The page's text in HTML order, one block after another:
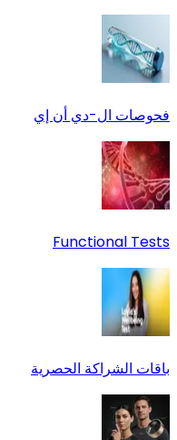
فحوصات ال-دي أن إي
Functional Tests
باقات الشراكة الحصرية